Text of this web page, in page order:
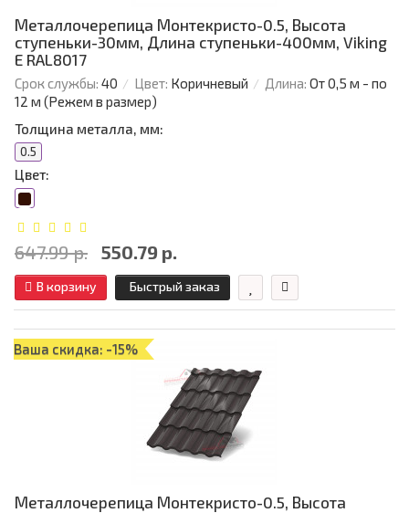
Металлочерепица Монтекристо-0.5, Высота
ступеньки-30мм, Длина ступеньки-400мм, Viking
E RAL8017
Срок службы: 40 Цвет: Коричневый Длина: От 0,5 м - по
12 м (Режем в размер)
Толщина металла, мм:
0.5
Цвет:
647.99 р. 550.79 р.
В корзину Быстрый заказ
Ваша скидка: -15%
Металлочерепица Монтекристо-0.5, Высота